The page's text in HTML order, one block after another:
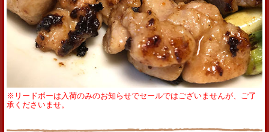
※リードボーは入荷のみのお知らせでセールではございませんが、ご了
承くださいませ。